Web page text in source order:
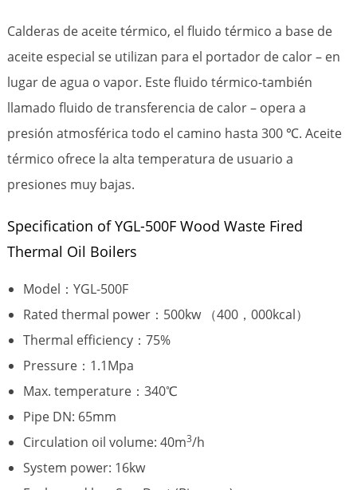
Calderas de aceite térmico, el fluido térmico a base de
aceite especial se utilizan para el portador de calor – en
lugar de agua o vapor. Este fluido térmico-también
llamado fluido de transferencia de calor – opera a
presión atmosférica todo el camino hasta 300 ℃. Aceite
térmico ofrece la alta temperatura de usuario a
presiones muy bajas.
Specification of YGL-500F Wood Waste Fired
Thermal Oil Boilers
Model：YGL-500F
Rated thermal power：500kw （400，000kcal）
Thermal efficiency：75%
Pressure：1.1Mpa
Max. temperature：340℃
Pipe DN: 65mm
Circulation oil volume: 40m3/h
System power: 16kw